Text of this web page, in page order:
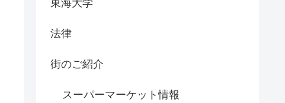
東海大学
法律
街のご紹介
スーパーマーケット情報